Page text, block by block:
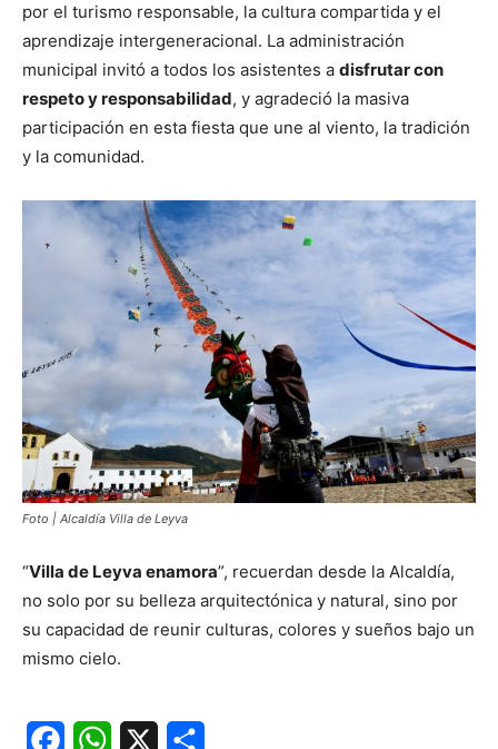
por el turismo responsable, la cultura compartida y el
aprendizaje intergeneracional. La administración
municipal invitó a todos los asistentes a disfrutar con
respeto y responsabilidad, y agradeció la masiva
participación en esta fiesta que une al viento, la tradición
y la comunidad.
Foto | Alcaldía Villa de Leyva
“Villa de Leyva enamora”, recuerdan desde la Alcaldía,
no solo por su belleza arquitectónica y natural, sino por
su capacidad de reunir culturas, colores y sueños bajo un
mismo cielo.